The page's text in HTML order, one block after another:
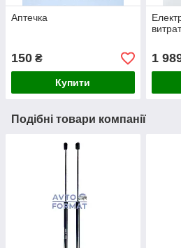
Аптечка
150 ₴
Купити
1
Подібні товари компанії